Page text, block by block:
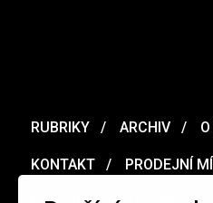
RUBRIKY ARCHIV
KONTAKT PRODEJNÍ